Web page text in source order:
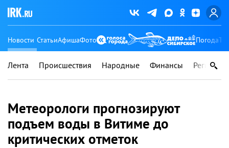
Новости СтатьиАфишаФото Погода
Лента Происшествия Народные Финансы Регионы
Метеорологи прогнозируют
подъем воды в Витиме до
критических отметок